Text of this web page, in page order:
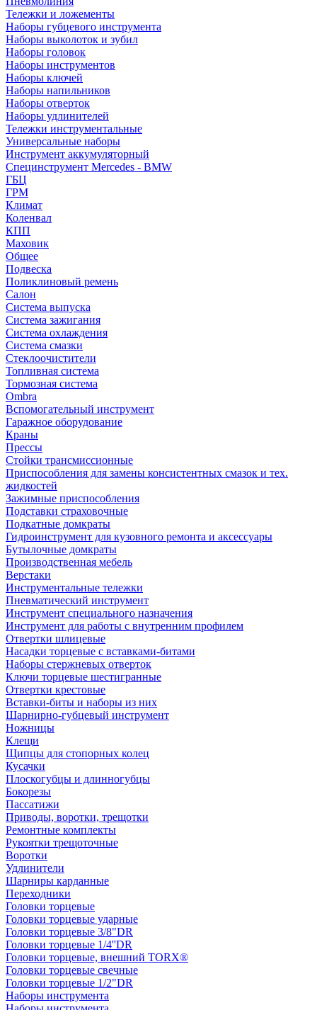
Тележки и ложементы
Наборы губцевого инструмента
Наборы выколоток и зубил
Наборы головок
Наборы инструментов
Наборы ключей
Наборы напильников
Наборы отверток
Наборы удлинителей
Тележки инструментальные
Универсальные наборы
Инструмент аккумуляторный
Специнструмент Mercedes - BMW
ГБЦ
ГРМ
Климат
Коленвал
КПП
Маховик
Общее
Подвеска
Поликлиновый ремень
Салон
Система выпуска
Система зажигания
Система охлаждения
Система смазки
Стеклоочистители
Топливная система
Тормозная система
Ombra
Вспомогательный инструмент
Гаражное оборудование
Краны
Прессы
Стойки трансмиссионные
Приспособления для замены консистентных смазок и тех.
жидкостей
Зажимные приспособления
Подставки страховочные
Подкатные домкраты
Гидроинструмент для кузовного ремонта и аксессуары
Бутылочные домкраты
Производственная мебель
Верстаки
Инструментальные тележки
Пневматический инструмент
Инструмент специального назначения
Инструмент для работы с внутренним профилем
Отвертки шлицевые
Насадки торцевые с вставками-битами
Наборы стержневых отверток
Ключи торцевые шестигранные
Отвертки крестовые
Вставки-биты и наборы из них
Шарнирно-губцевый инструмент
Ножницы
Клещи
Щипцы для стопорных колец
Кусачки
Плоскогубцы и длинногубцы
Бокорезы
Пассатижи
Приводы, воротки, трещотки
Ремонтные комплекты
Рукоятки трещоточные
Воротки
Удлинители
Шарниры карданные
Переходники
Головки торцевые
Головки торцевые ударные
Головки торцевые 3/8"DR
Головки торцевые 1/4''DR
Головки торцевые, внешний TORX®
Головки торцевые свечные
Головки торцевые 1/2"DR
Наборы инструмента